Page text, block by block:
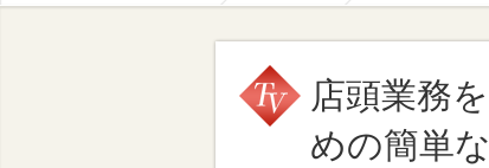
店頭業務
めの簡単